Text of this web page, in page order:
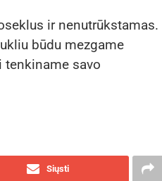
ir nenutrūkstamas.
būdu mezgame
savo
Siųsti